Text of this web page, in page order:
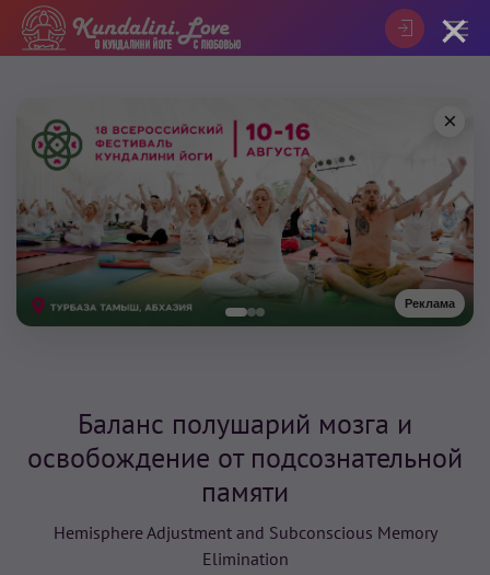
Реклама
×
Баланс полушарий мозга и
освобождение от подсознательной
памяти
Hemisphere Adjustment and Subconscious Memory
Elimination
×